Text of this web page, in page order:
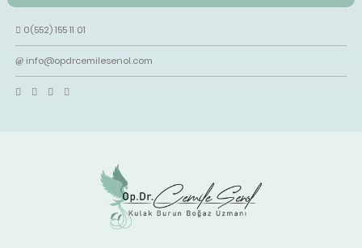
0(552) 155 11 01
info@opdrcemilesenol.com